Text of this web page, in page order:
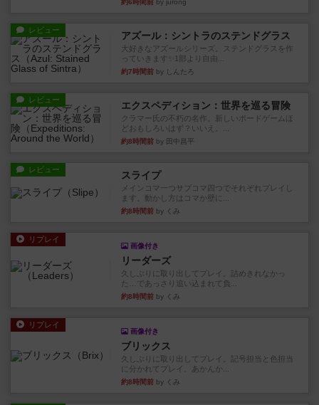
約6時間前 by jurong
レビュー アズール：シントラのステンドグラス
大好きなアズールシリーズ。ステンドグラスを作
っていきます✨1部より自由...
約7時間前 by しんたろ
レビュー エクスペディション：世界を巡る冒険
クラマー氏の不朽の名作。新しいボードゲームほ
どおもしろいはず？いいえ。...
約8時間前 by 田中昌平
レビュー スライプ
メインコマ一つサブコマ四つでそれぞれプレイし
ます。動かし方はコマか壁に...
約8時間前 by くみ
リプレイ
画像付き
リーダーズ
久しぶりに取り出してプレイ。詰めきれなかっ
た…であっさり追い込まれて負...
約8時間前 by くみ
リプレイ
画像付き
ブリックス
久しぶりに取り出してプレイ。記号担当と色担当
に分かれてプレイ。あかんか...
約8時間前 by くみ